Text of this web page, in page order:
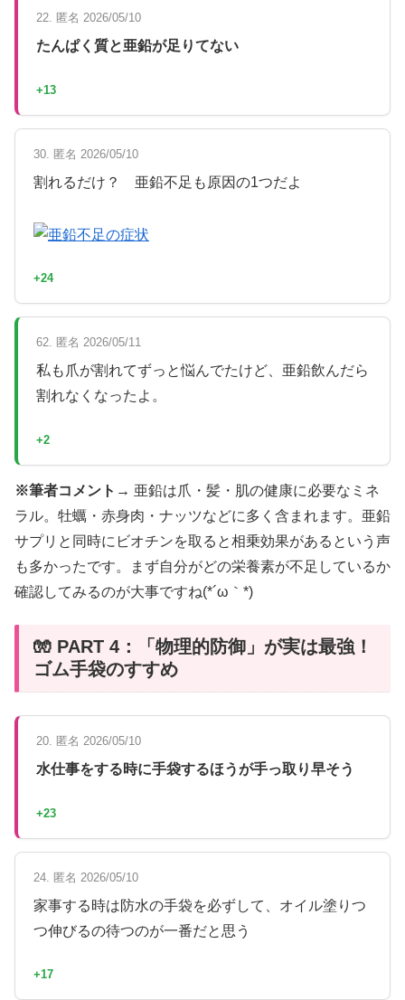
22. 匿名 2026/05/10
たんぱく質と亜鉛が足りてない
+13
30. 匿名 2026/05/10
割れるだけ？ 亜鉛不足も原因の1つだよ
+24
62. 匿名 2026/05/11
私も爪が割れてずっと悩んでたけど、亜鉛飲んだら
割れなくなったよ。
+2
※筆者コメント→ 亜鉛は爪・髪・肌の健康に必要なミネ
ラル。牡蠣・赤身肉・ナッツなどに多く含まれます。亜鉛
サプリと同時にビオチンを取ると相乗効果があるという声
も多かったです。まず自分がどの栄養素が不足しているか
確認してみるのが大事ですね(*´ω｀*)
🧤 PART 4：「物理的防御」が実は最強！
ゴム手袋のすすめ
20. 匿名 2026/05/10
水仕事をする時に手袋するほうが手っ取り早そう
+23
24. 匿名 2026/05/10
家事する時は防水の手袋を必ずして、オイル塗りつ
つ伸びるの待つのが一番だと思う
+17